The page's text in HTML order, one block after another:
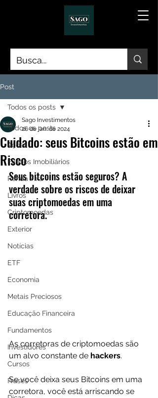
Post
Todos os posts
Ações
Fundos Imobiliários
Renda Fixa
Livros
Criptomoedas
Exterior
Notícias
ETF
Economia
Metais Preciosos
Educação Financeira
Fundamentos
Investidores
Cursos
Frases
Todos os posts
Cuidado: seus Bitcoins estão em
Risco
Sago Investimentos
26 de jan. de 2024
Seus bitcoins estão seguros? A
verdade sobre os riscos de deixar
suas criptomoedas em uma
corretora.
As corretoras de criptomoedas são
um alvo constante de hackers.
Se você deixa seus Bitcoins em uma
corretora, você está arriscando se